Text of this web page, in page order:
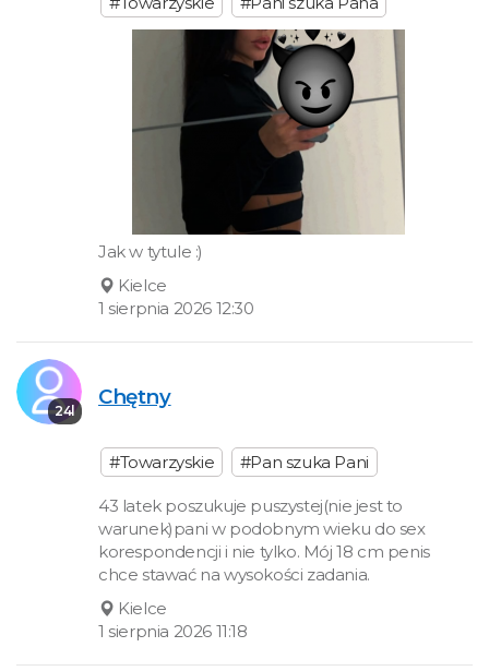
Jak w tytule :)
Kielce
1 sierpnia 2026 12:30
24l
Chętny
#Towarzyskie #Pan szuka Pani
43 latek poszukuje puszystej(nie jest to
warunek)pani w podobnym wieku do sex
korespondencji i nie tylko. Mój 18 cm penis
chce stawać na wysokości zadania.
Kielce
1 sierpnia 2026 11:18